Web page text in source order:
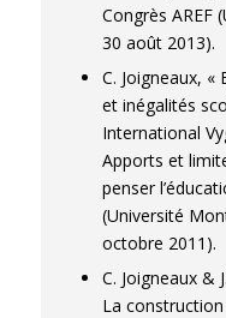
Congrès AREF
30 août 2013).
C. Joigneaux,
et inégalités
International
Apports et
penser
(Université
octobre 2011).
C. Joigneaux &
La construction